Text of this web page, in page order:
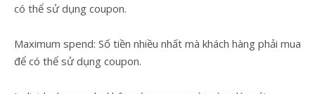
có thể sử dụng coupon.
Maximum spend: Số tiền nhiều nhất mà khách hàng phải mua
để có thể sử dụng coupon.